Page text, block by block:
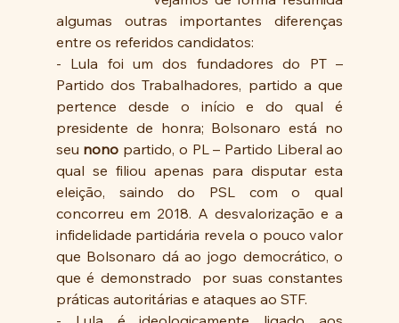
algumas outras importantes diferenças
entre os referidos candidatos:
- Lula foi um dos fundadores do PT –
Partido dos Trabalhadores, partido a que
pertence desde o início e do qual é
presidente de honra; Bolsonaro está no
seu nono partido, o PL – Partido Liberal ao
qual se filiou apenas para disputar esta
eleição, saindo do PSL com o qual
concorreu em 2018. A desvalorização e a
infidelidade partidária revela o pouco valor
que Bolsonaro dá ao jogo democrático, o
que é demonstrado  por suas constantes
práticas autoritárias e ataques ao STF.